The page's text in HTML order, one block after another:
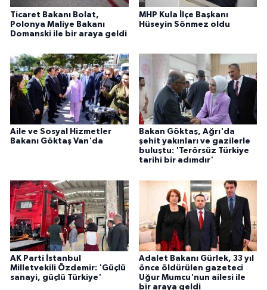
Ticaret Bakanı Bolat,
Polonya Maliye Bakanı
Domanski ile bir araya geldi
MHP Kula İlçe Başkanı
Hüseyin Sönmez oldu
Aile ve Sosyal Hizmetler
Bakanı Göktaş Van'da
Bakan Göktaş, Ağrı'da
şehit yakınları ve gazilerle
buluştu: 'Terörsüz Türkiye
tarihi bir adımdır'
AK Parti İstanbul
Milletvekili Özdemir: 'Güçlü
sanayi, güçlü Türkiye'
Adalet Bakanı Gürlek, 33 yıl
önce öldürülen gazeteci
Uğur Mumcu'nun ailesi ile
bir araya geldi